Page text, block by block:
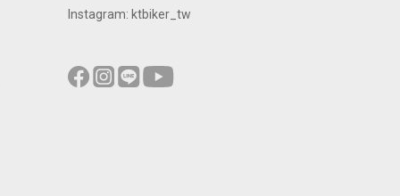
Instagram: ktbiker_tw